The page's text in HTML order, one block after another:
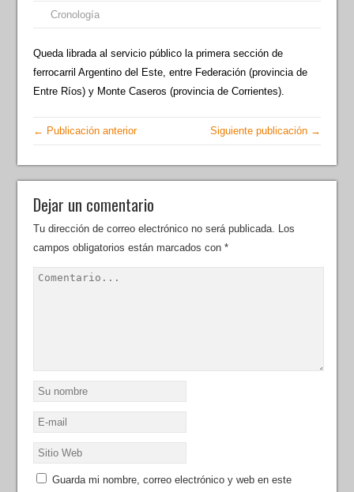
Cronología
Queda librada al servicio público la primera sección de
ferrocarril Argentino del Este, entre Federación (provincia de
Entre Ríos) y Monte Caseros (provincia de Corrientes).
← Publicación anterior Siguiente publicación →
Dejar un comentario
Tu dirección de correo electrónico no será publicada. Los
campos obligatorios están marcados con*
Guarda mi nombre, correo electrónico y web en este